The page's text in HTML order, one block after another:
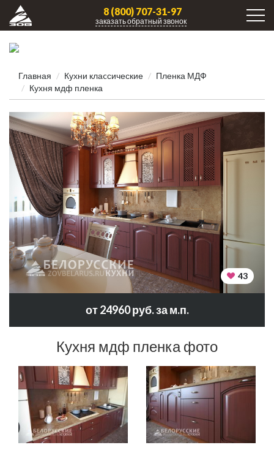
8 (800) 707-31-97
заказать обратный звонок
Главная Кухни клаcсические
Пленка МДФ
Кухня мдф пленка
43
от 24960 руб. за м.п.
Кухня мдф пленка фото